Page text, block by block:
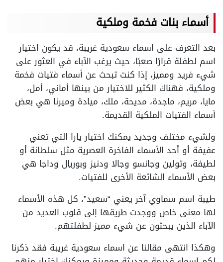
أسماء بنات فخمة وملكية
بعد التعرف على اسماء سعودية غريبة، قد يكون اختيار
اسم لطفلة قرارًا صعبًا، حيث يرغب الآباء في العثور على
شيء فريد ومميز، إذا كنت تبحث عن أسماء فتيات فخمة
وملكية، فهناك الكثير للاختيار من بينها أماني، أمل،
مايا، مريم، ماجدة، مديحة، ملك، ميادة وميرنا هي بعض
أسماء الفتيات الملكية القديمة.
ولشيء مختلف وجديد يمكنك اختيار يارا التي تعني
عفيفة أو أحد الأسماء الفاخرة العصرية مثل سلطانة أو
لطيفة، وتولين وجانسو وجالا ودنيز وبوريال وداجا هي
بعض الأسماء الشائعة الأخرى للفتيات.
طيبة اسم سماوي آخر يعني “سعيد”، كل هذه الأسماء
لها معنى خاص ووجدت طريقها إلى قلوب العديد من
الآباء الذين يبحثون عن شيء مميز لطفلتهم.
وهكذا انتهى مقالنا عن اسماء سعودية غريبة فقد ذكرنا